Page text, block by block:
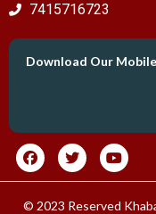
7415716723
Download Our
© 2023 Reserved